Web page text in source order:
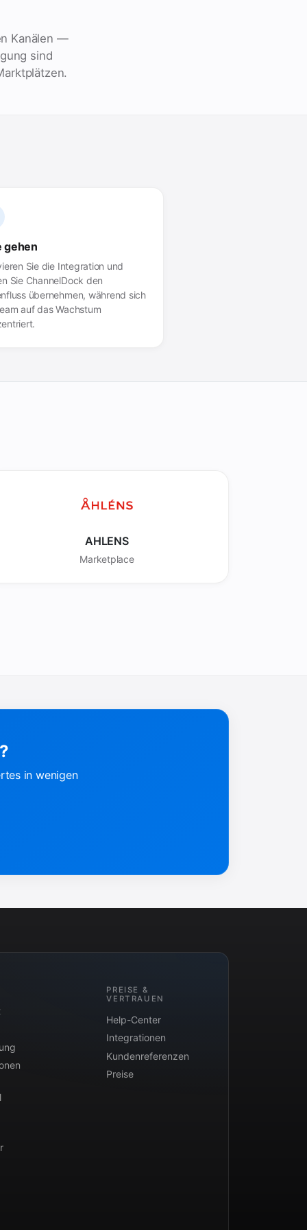
Kanälen —
sind
gehen
Sie die Integration und
Sie ChannelDock den
übernehmen, während sich
auf das Wachstum
AHLENS
Marketplace
in wenigen
PREISE &
VERTRAUEN
Help-Center
Integrationen
Kundenreferenzen
Preise